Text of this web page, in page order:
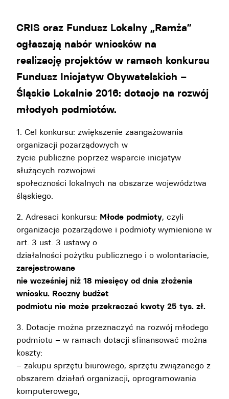
CRIS oraz Fundusz Lokalny „Ramża”
ogłaszają nabór wniosków na
realizację projektów w ramach konkursu
Fundusz Inicjatyw Obywatelskich –
Śląskie Lokalnie 2016: dotacje na rozwój
młodych podmiotów.
1. Cel konkursu: zwiększenie zaangażowania
organizacji pozarządowych w
życie publiczne poprzez wsparcie inicjatyw
służących rozwojowi
społeczności lokalnych na obszarze województwa
śląskiego.
2. Adresaci konkursu: Młode podmioty, czyli
organizacje pozarządowe i podmioty wymienione w
art. 3 ust. 3 ustawy o
działalności pożytku publicznego i o wolontariacie,
zarejestrowane
nie wcześniej niż 18 miesięcy od dnia złożenia
wniosku. Roczny budżet
podmiotu nie może przekraczać kwoty 25 tys. zł.
3. Dotacje można przeznaczyć na rozwój młodego
podmiotu – w ramach dotacji sfinansować można
koszty:
– zakupu sprzętu biurowego, sprzętu związanego z
obszarem działań organizacji, oprogramowania
komputerowego,